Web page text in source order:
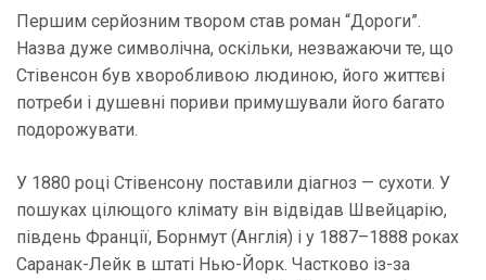
Першим серйозним твором став роман “Дороги”.
Назва дуже символічна, оскільки, незважаючи те, що
Стівенсон був хворобливою людиною, його життєві
потреби і душевні пориви примушували його багато
подорожувати.
У 1880 році Стівенсону поставили діагноз — сухоти. У
пошуках цілющого клімату він відвідав Швейцарію,
південь Франції, Борнмут (Англія) і у 1887–1888 роках
Саранак-Лейк в штаті Нью-Йорк. Частково із-за